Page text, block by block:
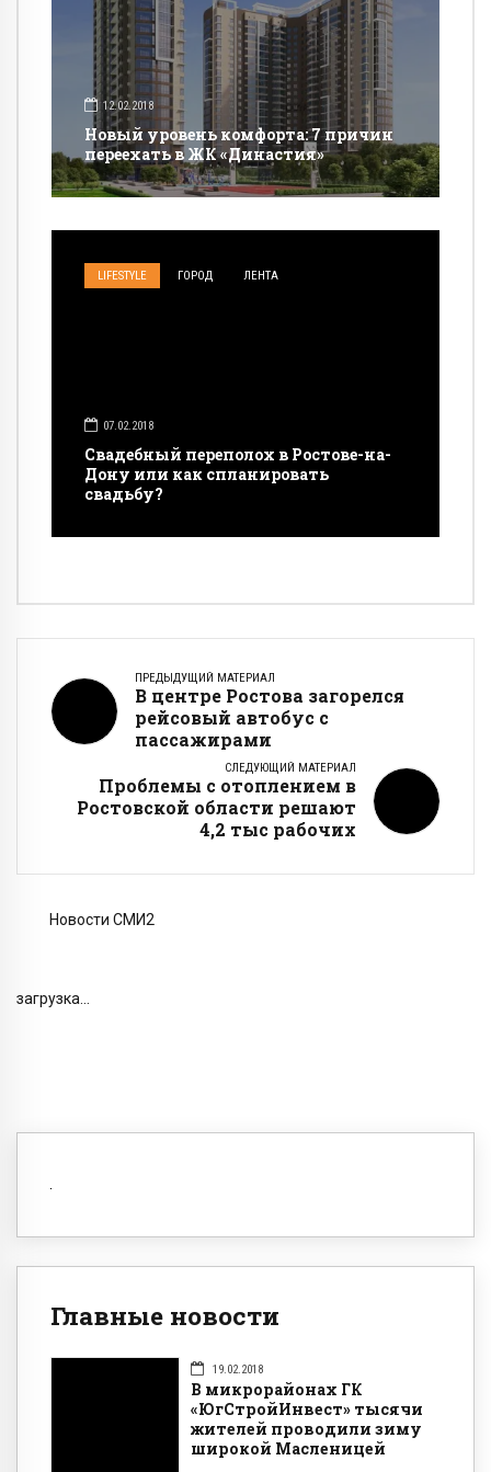
12.02.2018
Новый уровень комфорта: 7 причин
переехать в ЖК «Династия»
LIFESTYLE ГОРОД ЛЕНТА
07.02.2018
Свадебный переполох в Ростове-на-
Дону или как спланировать
свадьбу?
ПРЕДЫДУЩИЙ МАТЕРИАЛ
В центре Ростова загорелся
рейсовый автобус с
пассажирами
СЛЕДУЮЩИЙ МАТЕРИАЛ
Проблемы с отоплением в
Ростовской области решают
4,2 тыс рабочих
Новости СМИ2
загрузка...
Главные новости
19.02.2018
В микрорайонах ГК
«ЮгСтройИнвест» тысячи
жителей проводили зиму
широкой Масленицей